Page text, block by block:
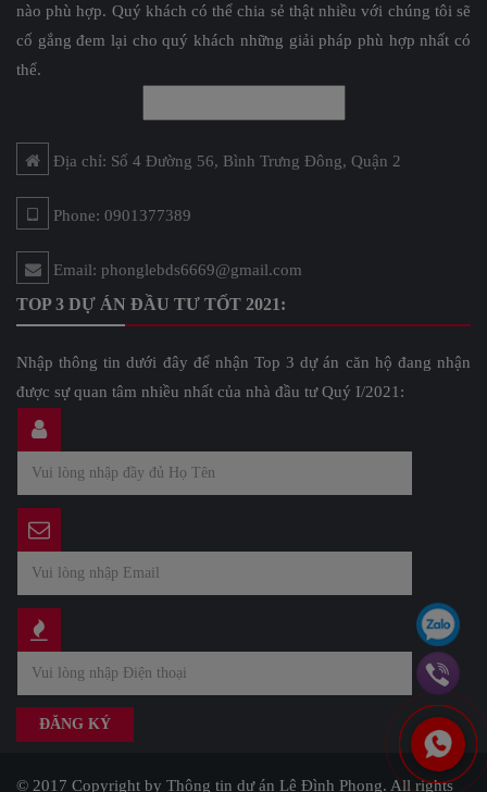
nào phù hợp. Quý khách có thể chia sẻ thật nhiều với chúng tôi sẽ
cố gắng đem lại cho quý khách những giải pháp phù hợp nhất có
thể.
Địa chỉ: Số 4 Đường 56, Bình Trưng Đông, Quận 2
Phone: 0901377389
Email: phonglebds6669@gmail.com
TOP 3 DỰ ÁN ĐẦU TƯ TỐT 2021:
Nhập thông tin dưới đây để nhận Top 3 dự án căn hộ đang nhận
được sự quan tâm nhiều nhất của nhà đầu tư Quý I/2021:
© 2017 Copyright by Thông tin dự án Lê Đình Phong. All rights